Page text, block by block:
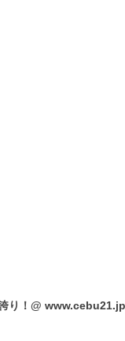
り！@ www.cebu21.jp